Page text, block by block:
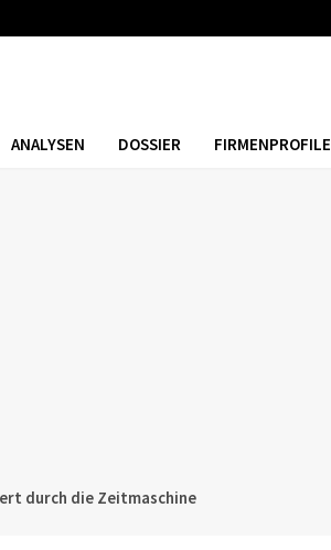
ANALYSEN DOSSIER FIRMENPROFILE
durch die Zeitmaschine